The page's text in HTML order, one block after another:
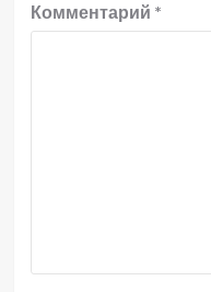
Комментарий *